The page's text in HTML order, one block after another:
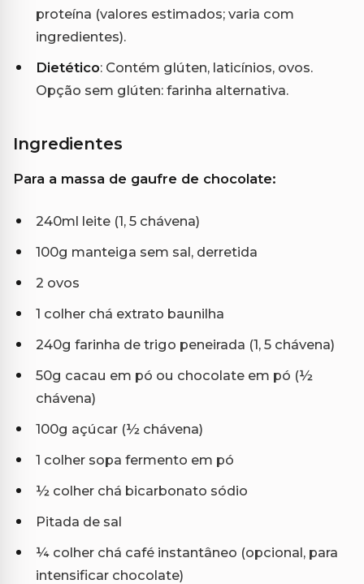
proteína (valores estimados; varia com
ingredientes).
Dietético: Contém glúten, laticínios, ovos.
Opção sem glúten: farinha alternativa.
Ingredientes
Para a massa de gaufre de chocolate:
240ml leite (1, 5 chávena)
100g manteiga sem sal, derretida
2 ovos
1 colher chá extrato baunilha
240g farinha de trigo peneirada (1, 5 chávena)
50g cacau em pó ou chocolate em pó (½
chávena)
100g açúcar (½ chávena)
1 colher sopa fermento em pó
½ colher chá bicarbonato sódio
Pitada de sal
¼ colher chá café instantâneo (opcional, para
intensificar chocolate)